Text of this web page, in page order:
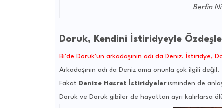
Berfin
Doruk, Kendini İstiridyeyle
Bi'de Doruk'un arkadaşının adı da Deniz. İstiridye,
Arkadaşının adı da Deniz ama onunla çok ilgili değil.
Fakat Denize Hasret İstiridyelerisminden de
Doruk ve Doruk gibiler de hayattan ayrı kalırlarsa